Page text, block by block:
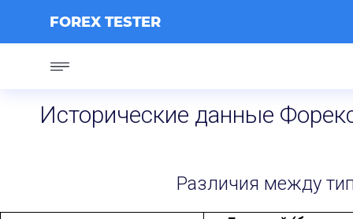
FOREX TESTER
Исторические данные
Различия между